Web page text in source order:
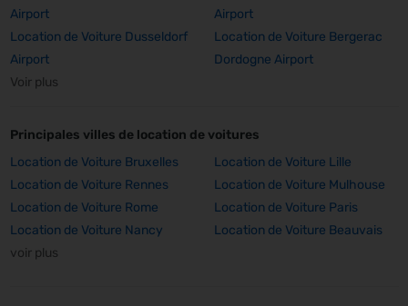
Airport
Airport
Location de Voiture Dusseldorf
Airport
Location de Voiture Bergerac
Dordogne Airport
Voir plus
Principales villes de location de voitures
Location de Voiture Bruxelles
Location de Voiture Lille
Location de Voiture Rennes
Location de Voiture Mulhouse
Location de Voiture Rome
Location de Voiture Paris
Location de Voiture Nancy
Location de Voiture Beauvais
voir plus